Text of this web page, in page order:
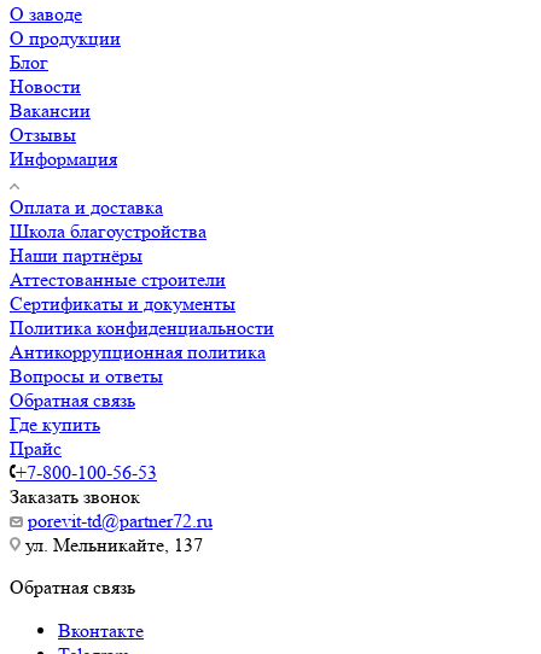
О заводе
О продукции
Блог
Новости
Вакансии
Отзывы
Информация
Оплата и доставка
Школа благоустройства
Наши партнёры
Аттестованные строители
Сертификаты и документы
Политика конфиденциальности
Антикоррупционная политика
Вопросы и ответы
Обратная связь
Где купить
Прайс
+7-800-100-56-53
Заказать звонок
porevit-td@partner72.ru
ул. Мельникайте, 137
Обратная связь
Вконтакте